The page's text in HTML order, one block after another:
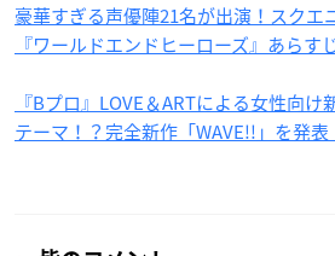
豪華すぎる声優陣21名が出演！スクエ
『ワールドエンドヒーローズ』あらす
『Bプロ』LOVE＆ARTによる女性向
テーマ！？完全新作「WAVE!!」を発表